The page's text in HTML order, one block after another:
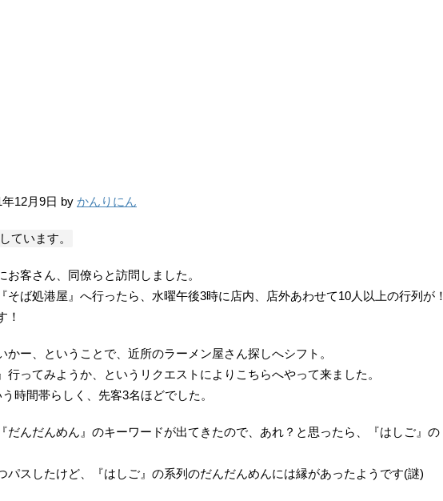
12月9日 by かんりにん
ています。
お客さん、同僚らと訪問しました。
そば処港屋』へ行ったら、水曜午後3時に店内、店外あわせて10人以上の行列が！
！
かー、ということで、近所のラーメン屋さん探しへシフト。
行ってみようか、というリクエストによりこちらへやって来ました。
時間帯らしく、先客3名ほどでした。
だんだんめん』のキーワードが出てきたので、あれ？と思ったら、『はしご』の
パスしたけど、『はしご』の系列のだんだんめんには縁があったようです(謎)